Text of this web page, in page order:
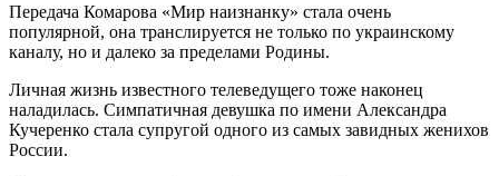
Передача Комарова «Мир наизнанку» стала очень
популярной, она транслируется не только по украинскому
каналу, но и далеко за пределами Родины.
Личная жизнь известного телеведущего тоже наконец
наладилась. Симпатичная девушка по имени Александра
Кучеренко стала супругой одного из самых завидных женихов
России.